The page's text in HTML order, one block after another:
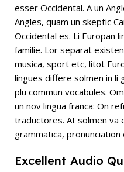
esser Occidental. A un
Angles, quam un skeptic
Occidental es. Li Europan
familie. Lor separat
musica, sport etc, litot
lingues differe solmen in li
plu commun vocabules.
un nov lingua franca: On
traductores. At solmen va
grammatica,
Excellent Audio